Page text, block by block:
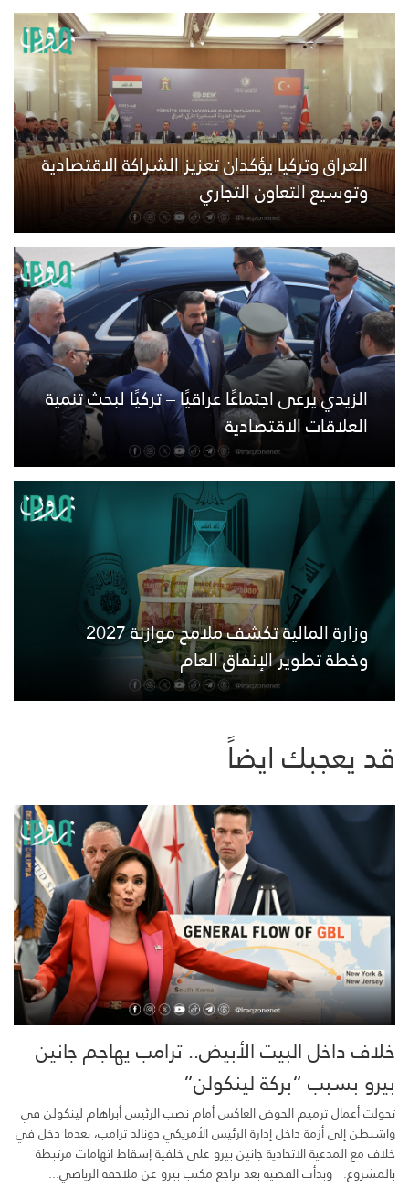
العراق وتركيا يؤكدان تعزيز الشراكة الاقتصادية
وتوسيع التعاون التجاري
الزيدي يرعى اجتماعًا عراقيًا – تركيًا لبحث تنمية
العلاقات الاقتصادية
وزارة المالية تكشف ملامح موازنة 2027
وخطة تطوير الإنفاق العام
قد يعجبك ايضاً
خلاف داخل البيت الأبيض.. ترامب يهاجم جانين
بيرو بسبب “بركة لينكولن”
تحولت أعمال ترميم الحوض العاكس أمام نصب الرئيس أبراهام لينكولن في
واشنطن إلى أزمة داخل إدارة الرئيس الأمريكي دونالد ترامب، بعدما دخل في
خلاف مع المدعية الاتحادية جانين بيرو على خلفية إسقاط اتهامات مرتبطة
بالمشروع. وبدأت القضية بعد تراجع مكتب بيرو عن ملاحقة الرياضي...